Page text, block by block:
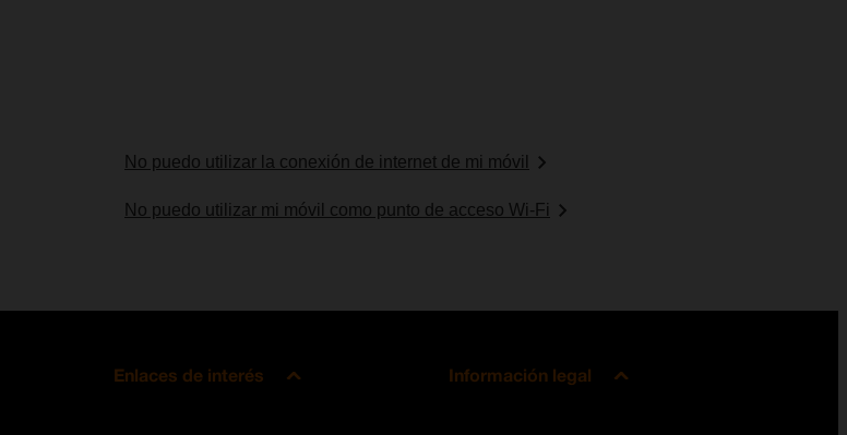
No puedo utilizar la conexión de internet de mi móvil
No puedo utilizar mi móvil como punto de acceso Wi-Fi
Enlaces de interés Información legal